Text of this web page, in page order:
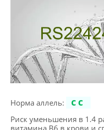
Норма аллель:
CC
Риск уменьшения в 1.4